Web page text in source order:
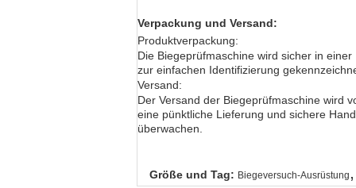
Verpackung und Versand:
Produktverpackung:
Die Biegeprüfmaschine wird sicher in
zur einfachen Identifizierung
Versand:
Der Versand der Biegeprüfmaschine wird
eine pünktliche Lieferung und sichere
überwachen.
Größe und Tag: Biegeversuch-Ausrüstung ,